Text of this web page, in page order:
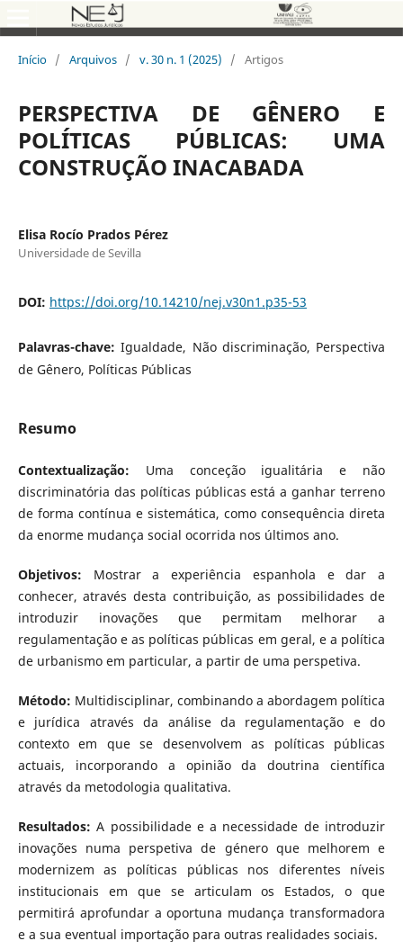
Início / Arquivos / v. 30 n. 1 (2025) / Artigos
PERSPECTIVA DE GÊNERO E
POLÍTICAS PÚBLICAS: UMA
CONSTRUÇÃO INACABADA
Elisa Rocío Prados Pérez
Universidade de Sevilla
DOI: https://doi.org/10.14210/nej.v30n1.p35-53
Palavras-chave:Igualdade, Não discriminação, Perspectiva
de Gênero, Políticas Públicas
Resumo
Contextualização: Uma conceção igualitária e não
discriminatória das políticas públicas está a ganhar terreno
de forma contínua e sistemática, como consequência direta
da enorme mudança social ocorrida nos últimos ano.
Objetivos: Mostrar a experiência espanhola e dar a
conhecer, através desta contribuição, as possibilidades de
introduzir inovações que permitam melhorar a
regulamentação e as políticas públicas em geral, e a política
de urbanismo em particular, a partir de uma perspetiva.
Método: Multidisciplinar, combinando a abordagem política
e jurídica através da análise da regulamentação e do
contexto em que se desenvolvem as políticas públicas
actuais, incorporando a opinião da doutrina científica
através da metodologia qualitativa.
Resultados: A possibilidade e a necessidade de introduzir
inovações numa perspetiva de género que melhorem e
modernizem as políticas públicas nos diferentes níveis
institucionais em que se articulam os Estados, o que
permitirá aprofundar a oportuna mudança transformadora
e a sua eventual importação para outras realidades sociais.